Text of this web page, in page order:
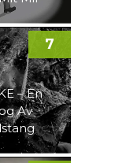
– En
Av
7